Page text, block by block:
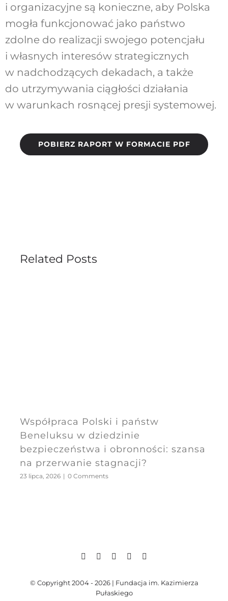
i organizacyjne są konieczne, aby Polska
mogła funkcjonować jako państwo
zdolne do realizacji swojego potencjału
i własnych interesów strategicznych
w nadchodzących dekadach, a także
do utrzymywania ciągłości działania
w warunkach rosnącej presji systemowej.
POBIERZ RAPORT W FORMACIE PDF
Related Posts
Współpraca Polski i państw
Beneluksu w dziedzinie
bezpieczeństwa i obronności: szansa
na przerwanie stagnacji?
23 lipca, 2026 | 0 Comments
© Copyright 2004 - 2026 | Fundacja im. Kazimierza
Pułaskiego